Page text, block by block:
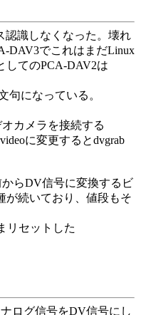
認識しなくなった。壊れ
DAV3でこれはまだLinux
してのPCA-DAV2は
になっている。
カメラを接続する
に変更するとdvgrab
らDV信号に変換するビ
が続いており、値段もそ
リセットした
ログ信号をDV信号にし